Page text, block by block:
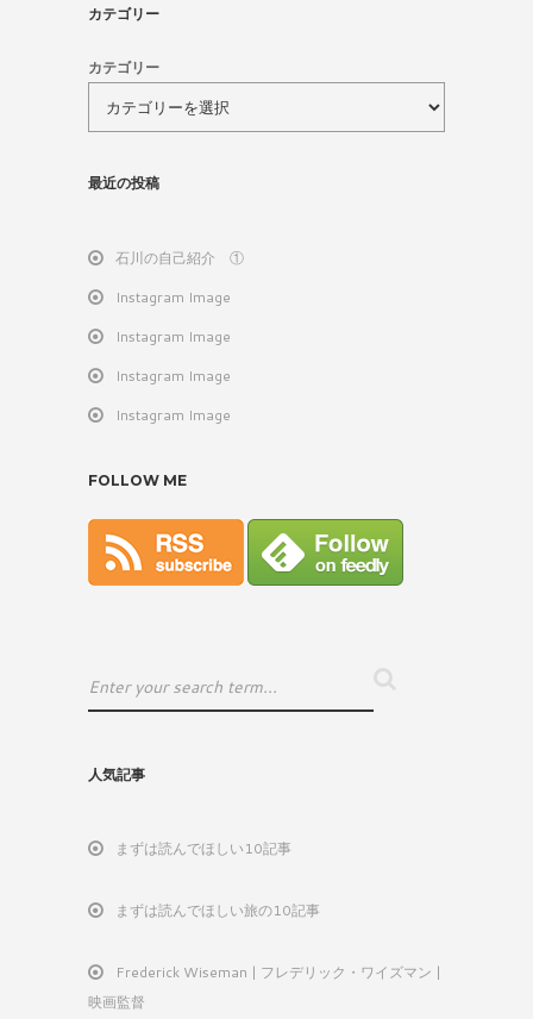
カテゴリー
カテゴリー
最近の投稿
石川の自己紹介 ①
Instagram Image
Instagram Image
Instagram Image
Instagram Image
FOLLOW ME
人気記事
まずは読んでほしい10記事
まずは読んでほしい旅の10記事
Frederick Wiseman | フレデリック・ワイズマン |
映画監督